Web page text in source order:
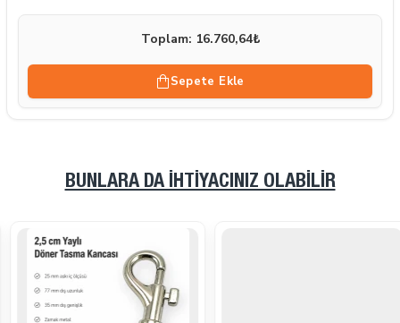
Toplam: 16.760,64₺
Sepete Ekle
BUNLARA DA İHTIYACINIZ OLABILIR